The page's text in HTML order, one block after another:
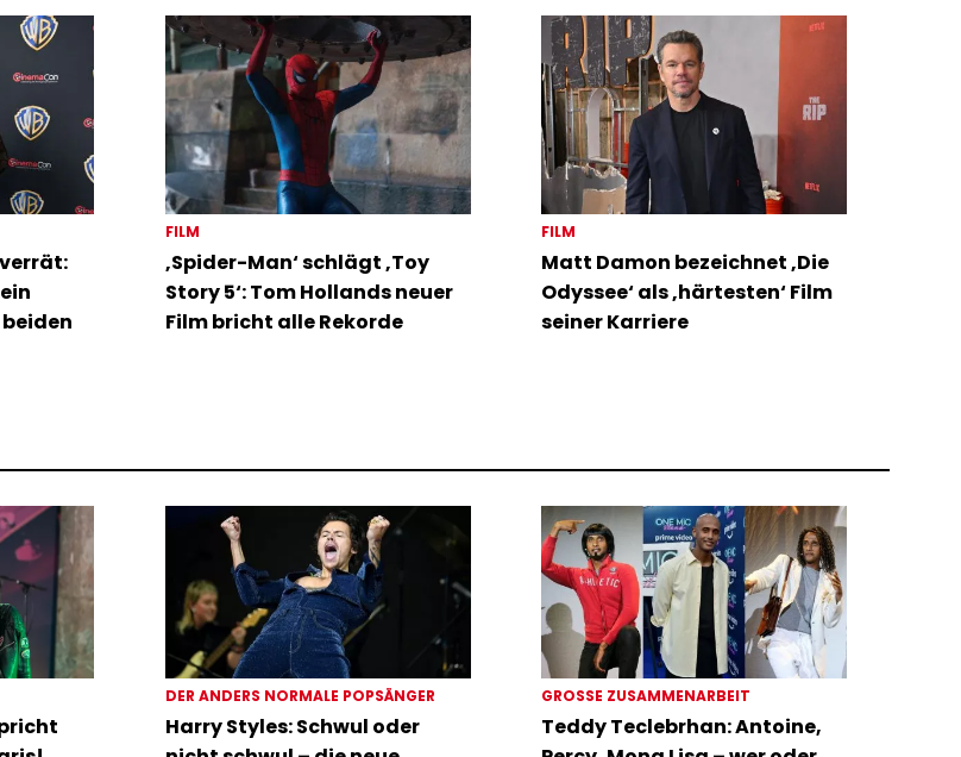
beiden
FILM
‚Spider-Man‘ schlägt ‚Toy
Story 5‘: Tom Hollands neuer
Film bricht alle Rekorde
FILM
Matt Damon bezeichnet ‚Die
Odyssee‘ als ‚härtesten‘ Film
seiner Karriere
DER ANDERS NORMALE POPSÄNGER
Harry Styles: Schwul oder
GROSSE ZUSAMMENARBEIT
Teddy Teclebrhan: Antoine,